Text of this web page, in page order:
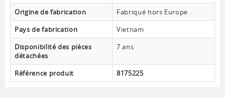
Origine de fabrication
Fabriqué hors Europe .
Pays de fabrication
Vietnam
Disponibilité des pièces
détachées
7 ans
Référence produit 8175225